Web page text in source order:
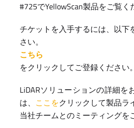
#725でYellowScan製品をご覧く
チケットを入手するには、以下
さい。
こちら
をクリックしてご登録ください。
LiDARソリューションの詳細を
は、 ここをクリックして製品ラ
当社チームとのミーティングを